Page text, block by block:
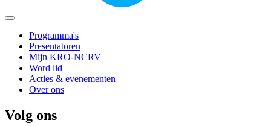
Programma's
Presentatoren
Mijn KRO-NCRV
Word lid
Acties & evenementen
Over ons
Volg ons